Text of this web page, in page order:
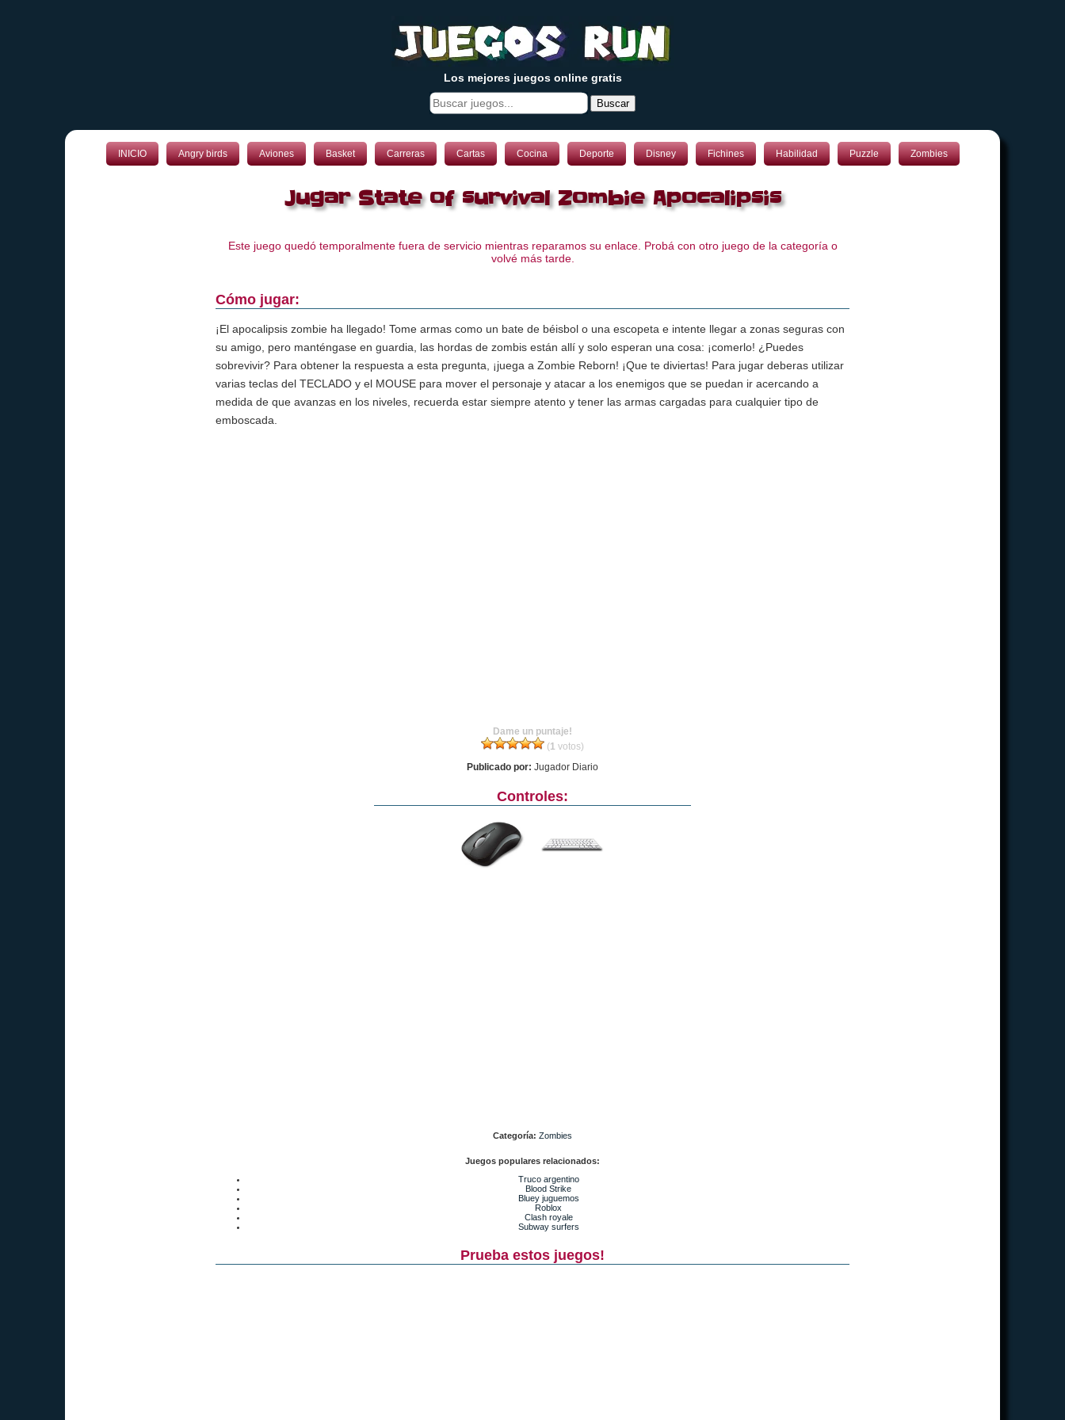
Los mejores juegos online gratis
Buscar
INICIO Angry birds Aviones Basket Carreras Cartas Cocina Deporte Disney Fichines Habilidad Puzzle Zombies
Jugar State of survival Zombie Apocalipsis
Este juego quedó temporalmente fuera de servicio mientras reparamos su enlace. Probá con otro juego de la categoría o
volvé más tarde.
Cómo jugar:
¡El apocalipsis zombie ha llegado! Tome armas como un bate de béisbol o una escopeta e intente llegar a zonas seguras con
su amigo, pero manténgase en guardia, las hordas de zombis están allí y solo esperan una cosa: ¡comerlo! ¿Puedes
sobrevivir? Para obtener la respuesta a esta pregunta, ¡juega a Zombie Reborn! ¡Que te diviertas! Para jugar deberas utilizar
varias teclas del TECLADO y el MOUSE para mover el personaje y atacar a los enemigos que se puedan ir acercando a
medida de que avanzas en los niveles, recuerda estar siempre atento y tener las armas cargadas para cualquier tipo de
emboscada.
Dame un puntaje!
(1 votos)
Publicado por: Jugador Diario
Controles:
Categoría: Zombies
Juegos populares relacionados:
Truco argentino
Blood Strike
Bluey juguemos
Roblox
Clash royale
Subway surfers
Prueba estos juegos!